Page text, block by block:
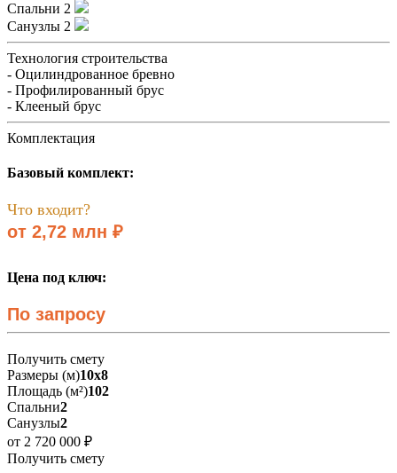
Спальни 2
Санузлы 2
Технология строительства
- Оцилиндрованное бревно
- Профилированный брус
- Клееный брус
Комплектация
Базовый комплект:
Что входит?
от 2,72 млн ₽
Цена под ключ:
По запросу
Получить смету
Размеры (м)10х8
Площадь (м²)102
Спальни2
Санузлы2
от 2 720 000 ₽
Получить смету